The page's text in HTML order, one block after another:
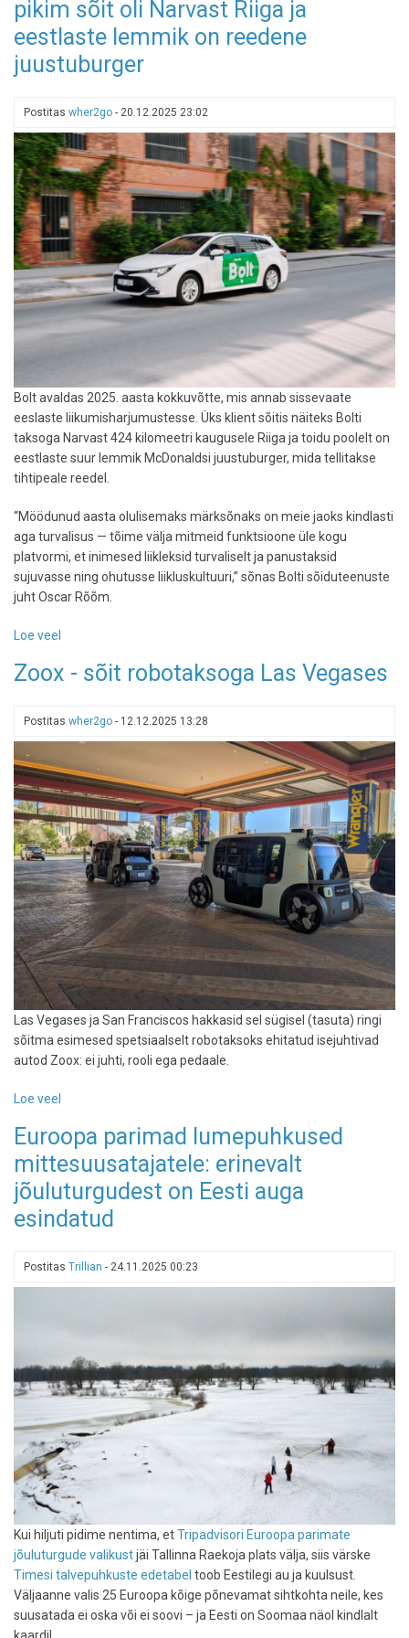
seiklusrikast
reisiaastat!
pikim sõit oli Narvast Riiga ja
eestlaste lemmik on reedene
juustuburger
Postitas wher2go - 20.12.2025 23:02
Bolt avaldas 2025. aasta kokkuvõtte, mis annab sissevaate
eeslaste liikumisharjumustesse. Üks klient sõitis näiteks Bolti
taksoga Narvast 424 kilomeetri kaugusele Riiga ja toidu poolelt on
eestlaste suur lemmik McDonaldsi juustuburger, mida tellitakse
tihtipeale reedel.
“Möödunud aasta olulisemaks märksõnaks on meie jaoks kindlasti
aga turvalisus — tõime välja mitmeid funktsioone üle kogu
platvormi, et inimesed liikleksid turvaliselt ja panustaksid
sujuvasse ning ohutusse liikluskultuuri,” sõnas Bolti sõiduteenuste
juht Oscar Rõõm.
Loe veel
avaldas
kokkuvõtte
sõit
oli
Narvast
Riiga
ja
eestlaste
lemmik
on
reedene
juustuburger
Zoox - sõit robotaksoga Las Vegases
Postitas wher2go - 12.12.2025 13:28
Las Vegases ja San Franciscos hakkasid sel sügisel (tasuta) ringi
sõitma esimesed spetsiaalselt robotaksoks ehitatud isejuhtivad
autod Zoox: ei juhti, rooli ega pedaale.
Loe veel
-
sõit
robotaksoga
Las
Vegases
Euroopa parimad lumepuhkused
mittesuusatajatele: erinevalt
jõuluturgudest on Eesti auga
esindatud
Postitas Trillian - 24.11.2025 00:23
Kui hiljuti pidime nentima, etTripadvisori Euroopa parimate
jõuluturgude valikustjäi Tallinna Raekoja plats välja, siis värske
Timesi talvepuhkuste edetabel toob Eestilegi au ja kuulsust.
Väljaanne valis 25 Euroopa kõige põnevamat sihtkohta neile, kes
suusatada ei oska või ei soovi – ja Eesti on Soomaa näol kindlalt